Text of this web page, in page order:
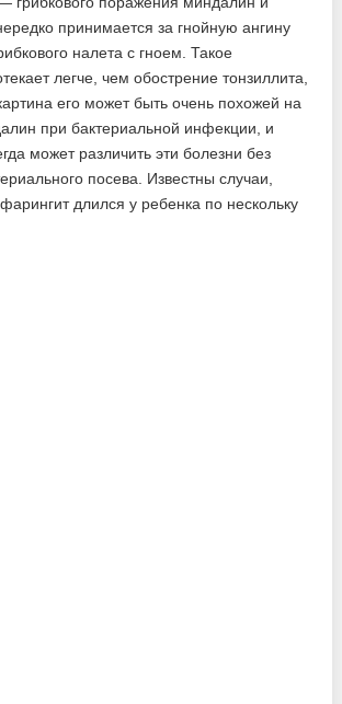
принимается за гнойную ангину
налета с гноем. Такое
легче, чем обострение тонзиллита,
его может быть очень похожей на
при бактериальной инфекции, и
может различить эти болезни без
посева. Известны случаи,
длился у ребенка по нескольку